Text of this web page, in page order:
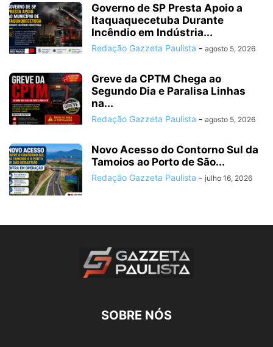
Governo de SP Presta Apoio a
Itaquaquecetuba Durante
Incêndio em Indústria...
Redação Gazzeta Paulista - agosto 5, 2026
Greve da CPTM Chega ao
Segundo Dia e Paralisa Linhas
na...
Redação Gazzeta Paulista - agosto 5, 2026
Novo Acesso do Contorno Sul da
Tamoios ao Porto de São...
Redação Gazzeta Paulista - julho 16, 2026
SOBRE NÓS